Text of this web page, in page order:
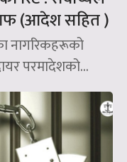
(आदेश सहित )
नागरिकहरूको
परमादेशको...